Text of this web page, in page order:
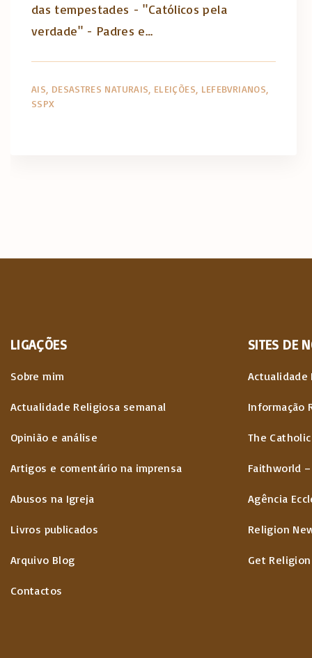
das tempestades - "Católicos pela
verdade" - Padres e…
AIS DESASTRES NATURAIS ELEIÇÕES LEFEBVRIANOS
SSPX
LIGAÇÕES
Sobre mim
Actualidade Religiosa semanal
Opinião e análise
Artigos e comentário na imprensa
Abusos na Igreja
Livros publicados
Arquivo Blog
Contactos
SITES DE
Actualidade
Informação
The
Faithworld
Agência
Religion
Get Religion